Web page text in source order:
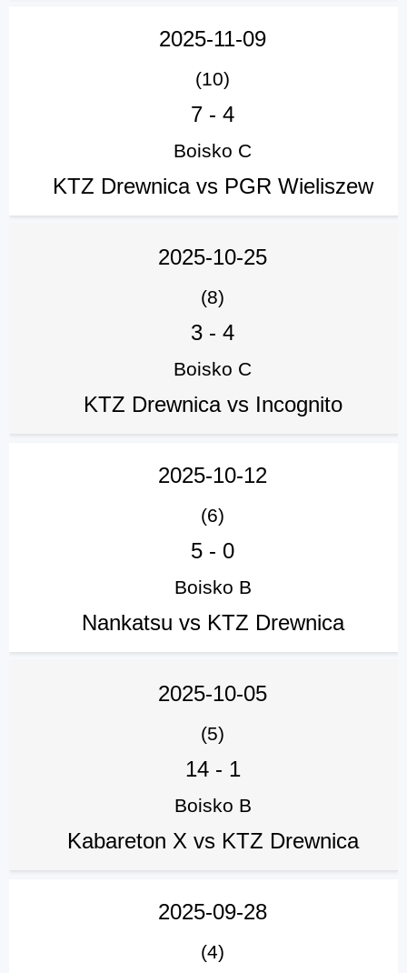
2025-11-09
(10)
7 - 4
Boisko C
KTZ Drewnica vs PGR Wieliszew
2025-10-25
(8)
3 - 4
Boisko C
KTZ Drewnica vs Incognito
2025-10-12
(6)
5 - 0
Boisko B
Nankatsu vs KTZ Drewnica
2025-10-05
(5)
14- 1
Boisko B
Kabareton X vs KTZ Drewnica
2025-09-28
(4)